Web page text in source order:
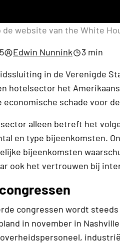
de website van the White
Edwin Nunnink
3 min
in de Verenigde
hotelsector het
schade voor
alleen betreft het
en type bijeenkomsten.
bijeenkomsten
ook het vertrouwen bij
congressen wordt
in november in